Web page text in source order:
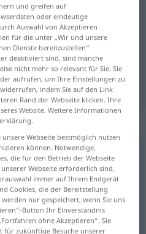
Übersetzung für
: Neutrum
anklicken/antippen)
und greifen auf
oder eindeutige
Auswahl von Akzeptieren
für die unter „Wir und unsere
Dienste bereitzustellen“
deaktiviert sind, sind manche
nicht mehr so relevant für Sie. Sie
aufrufen, um Ihre Einstellungen zu
indem Sie auf den Link
Rand der Webseite klicken. Ihre
Website. Weitere Informationen
Webseite bestmöglich nutzen
können. Notwendige,
die für den Betrieb der Webseite
Webseite erforderlich sind,
immer auf Ihrem Endgerät
Cookies, die der Bereitstellung
nur gespeichert, wenn Sie uns
Button Ihr Einverständnis
ohne Akzeptieren“. Sie
zukünftige Besuche unserer